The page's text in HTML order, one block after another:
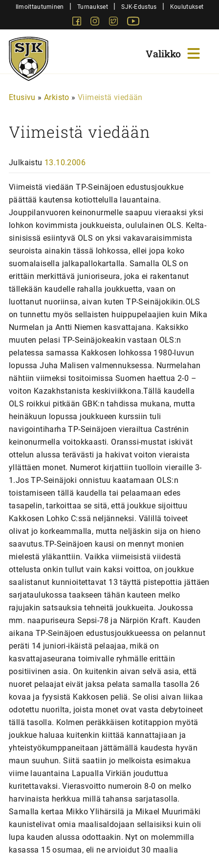
SiirryIlmoittautuminen | Turnaukset | SJK-Edustus | Koulutukset
FacebookInstagram
Twitter
Sjk-
Juniorit
Etusivu » Arkisto » Viimeistä viedään
Viimeistä viedään
Julkaistu 13.10.2006
Viimeistä viedään TP-Seinäjoen edustusjoukkue
päättää kautensa kotiottelulla lauantaina.
Jouppilanvuoren keinonurmelle saapuu vieraaksi yksi
lohkon kovimmista joukkueista, oululainen OLS. Kelta-
sinisissä esiintyvä OLS on yksi vakavaraisimmista
seuroista ainakin tässä lohkossa, ellei jopa koko
suomalaisella jalkapallokartalla. Samalla OLS on
erittäin merkittävä junioriseura, joka ei rakentanut
tällekään kaudelle rahalla joukkuetta, vaan on
luottanut nuoriinsa, aivan kuten TP-Seinäjokikin.OLS
on tunnettu myös sellaisten huippupelaajien kuin Mika
Nurmelan ja Antti Niemen kasvattajana. Kaksikko
muuten pelasi TP-Seinäjokeakin vastaan OLS:n
pelatessa samassa Kakkosen lohkossa 1980-luvun
lopussa Juha Malisen valmennuksessa. Nurmelahan
nähtiin viimeksi tositoimissa Suomen haettua 2-0 –
voiton Kazakhstanista keskiviikkona.Tällä kaudella
OLS roikkui pitkään GBK:n tahdissa mukana, mutta
heinäkuun lopussa joukkueen kurssiin tuli
navigointiharha TP-Seinäjoen vierailtua Castrénin
keinonurmella voitokkaasti. Oranssi-mustat iskivät
ottelun alussa terävästi ja hakivat voiton vieraista
yllättäen monet. Numerot kirjattiin tuolloin vieraille 3-
1.Jos TP-Seinäjoki onnistuu kaatamaan OLS:n
toistamiseen tällä kaudella tai pelaamaan edes
tasapelin, tarkoittaa se sitä, että joukkue sijoittuu
Kakkosen Lohko C:ssä neljänneksi. Välillä toiveet
olivat jo korkeammalla, mutta neljäskin sija on hieno
saavutus.TP-Seinäjoen kausi on mennyt monien
mielestä yläkanttiin. Vaikka viimeisistä viidestä
ottelusta onkin tullut vain kaksi voittoa, on joukkue
saalistanut kunnioitettavat 13 täyttä pistepottia jättäen
sarjataulukossa taakseen tähän kauteen melko
rajujakin satsauksia tehneitä joukkueita. Joukossa
mm. naapuriseura Sepsi-78 ja Närpiön Kraft. Kauden
aikana TP-Seinäjoen edustusjoukkueessa on pelannut
peräti 14 juniori-ikäistä pelaajaa, mikä on
kasvattajaseurana toimivalle ryhmälle erittäin
positiivinen asia. On kuitenkin aivan selvä asia, että
nuoret pelaajat eivät jaksa pelata samalla tasolla 26
kovaa ja fyysistä Kakkosen peliä. Se olisi aivan liikaa
odotettu nuorilta, joista monet ovat vasta debytoineet
tällä tasolla. Kolmen peräkkäisen kotitappion myötä
joukkue haluaa kuitenkin kiittää kannattajiaan ja
yhteistyökumppaneitaan jättämällä kaudesta hyvän
maun suuhun. Siitä saatiin jo melkoista esimakua
viime lauantaina Lapualla Virkiän jouduttua
kuritettavaksi. Vierasvoitto numeroin 8-0 on melko
harvinaista herkkua millä tahansa sarjatasolla.
Samalla kertaa Mikko Ylihärsilä ja Mikael Muurimäki
kaunistelivat omia maalisaldojaan sellaisiksi kuin oli
lupa kauden alussa odottaakin. Nyt on molemmilla
kasassa 15 osumaa, eli ne arvioidut 30 maalia